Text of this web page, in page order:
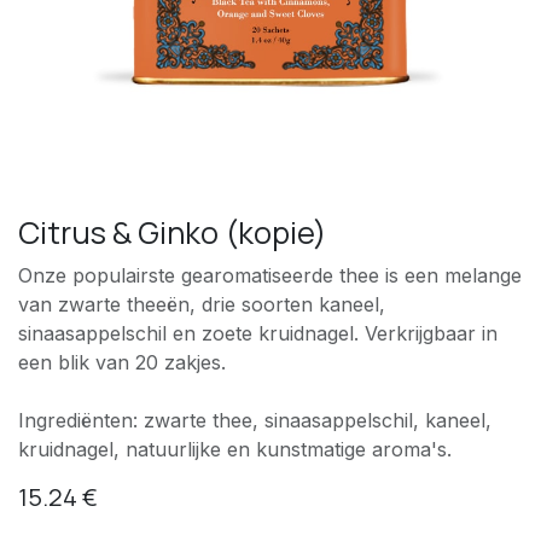
Citrus & Ginko (kopie)
Onze populairste gearomatiseerde thee is een melange
van zwarte theeën, drie soorten kaneel,
sinaasappelschil en zoete kruidnagel. Verkrijgbaar in
een blik van 20 zakjes.
Ingrediënten: zwarte thee, sinaasappelschil, kaneel,
kruidnagel, natuurlijke en kunstmatige aroma's.
15.24€